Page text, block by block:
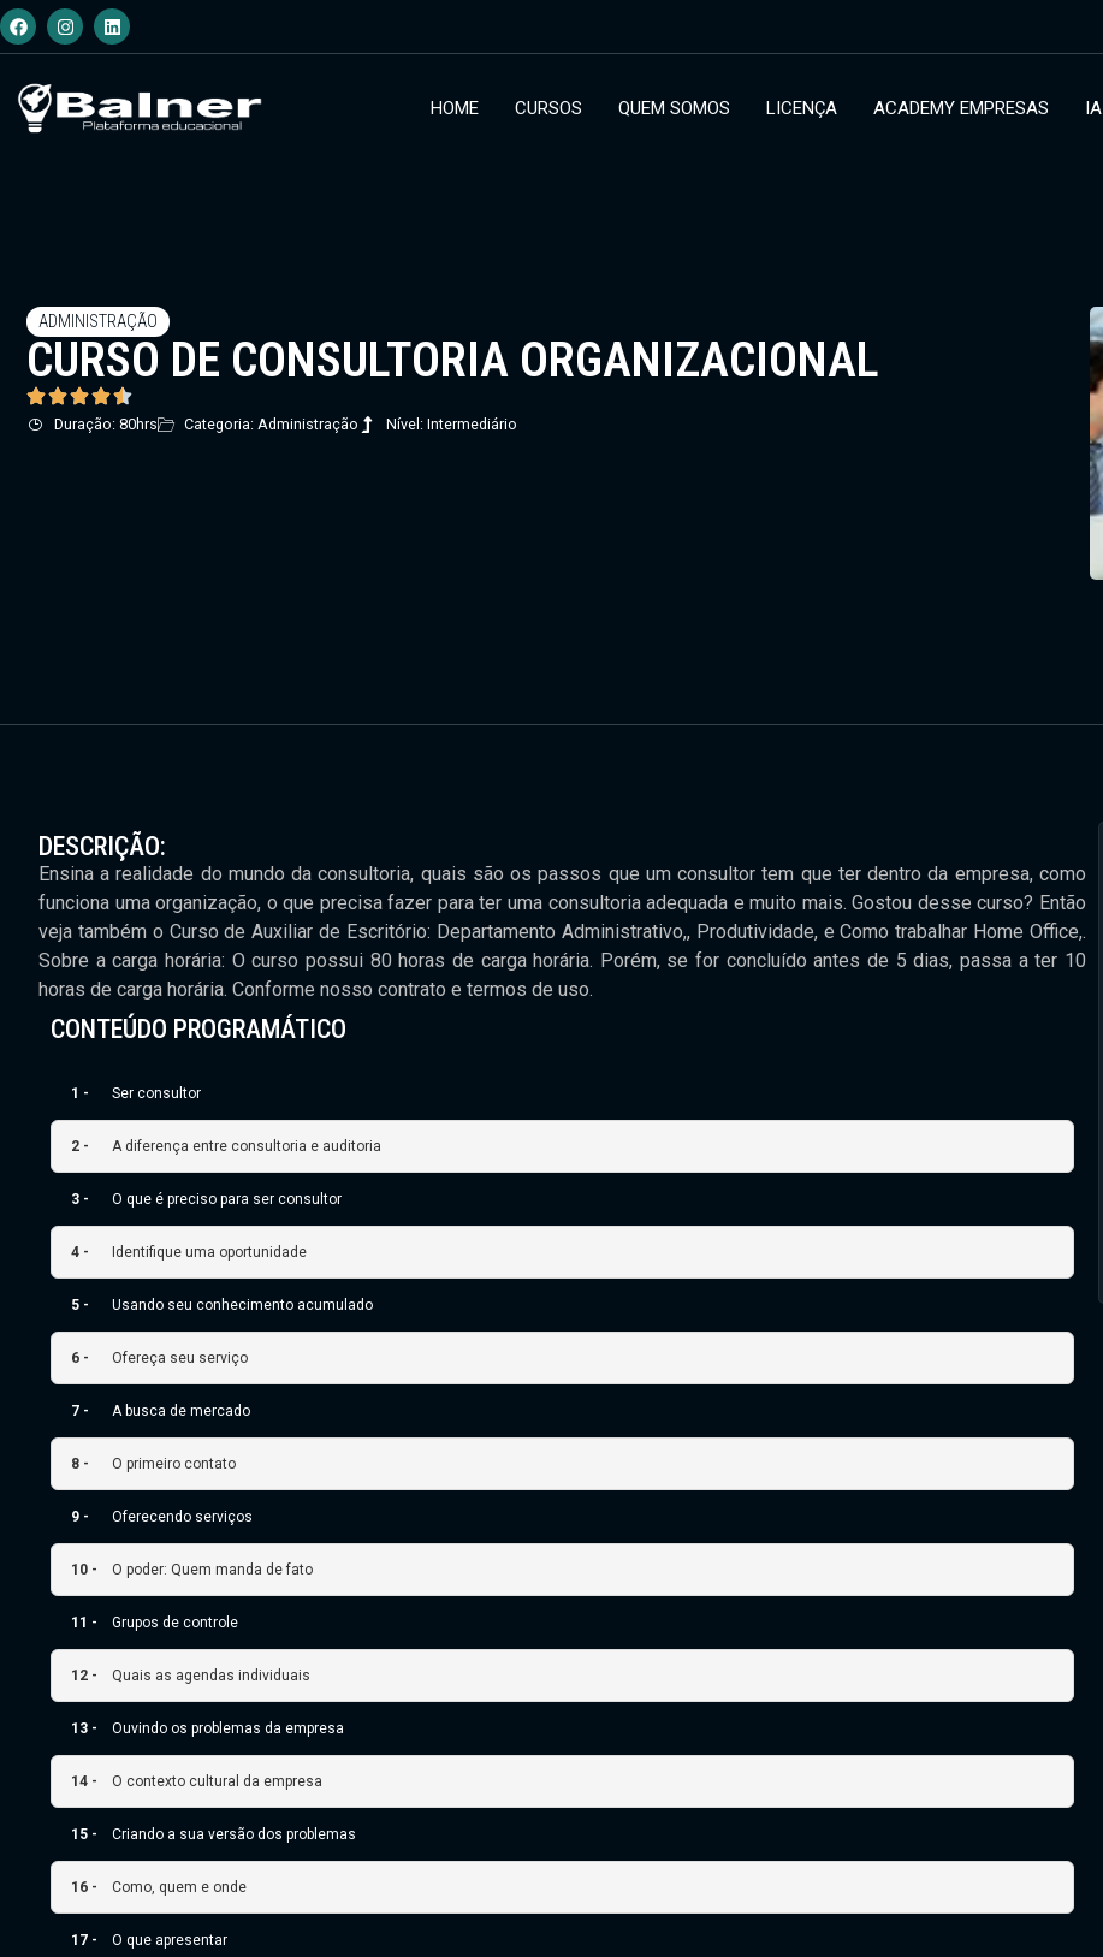
HOME CURSOS QUEM SOMOS LICENÇA ACADEMY EMPRESAS IA
ADMINISTRAÇÃO
CURSO DE CONSULTORIA ORGANIZACIONAL
Duração: 80hrs Categoria: Administração Nível: Intermediário
DESCRIÇÃO:
Ensina a realidade do mundo da consultoria, quais são os passos que um consultor tem que ter dentro da empresa, como
funciona uma organização, o que precisa fazer para ter uma consultoria adequada e muito mais. Gostou desse curso? Então
veja também o Curso de Auxiliar de Escritório: Departamento Administrativo,, Produtividade, e Como trabalhar Home Office,.
Sobre a carga horária: O curso possui 80 horas de carga horária. Porém, se for concluído antes de 5 dias, passa a ter 10
horas de carga horária. Conforme nosso contrato e termos de uso.
CONTEÚDO PROGRAMÁTICO
1 - Ser consultor
2 - A diferença entre consultoria e auditoria
3 - O que é preciso para ser consultor
4 - Identifique uma oportunidade
5 - Usando seu conhecimento acumulado
6 - Ofereça seu serviço
7 - A busca de mercado
8 - O primeiro contato
9 - Oferecendo serviços
10 - O poder: Quem manda de fato
11 - Grupos de controle
12 - Quais as agendas individuais
13 - Ouvindo os problemas da empresa
14 - O contexto cultural da empresa
15 - Criando a sua versão dos problemas
16 - Como, quem e onde
17 - O que apresentar